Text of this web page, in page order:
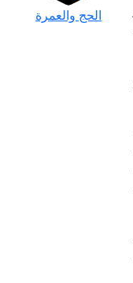
الحج والعمرة